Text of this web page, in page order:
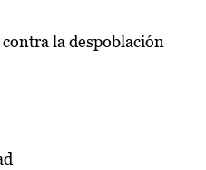
la despoblación